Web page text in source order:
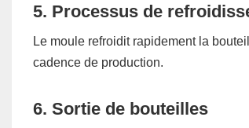
5. Processus de
Le moule refroidit rapidement la
cadence de production.
6. Sortie de bouteilles